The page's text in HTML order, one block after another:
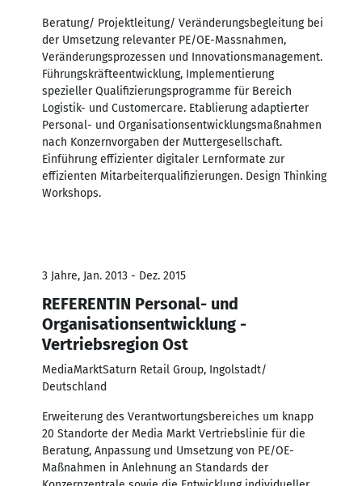
Beratung/ Projektleitung/ Veränderungsbegleitung bei
der Umsetzung relevanter PE/OE-Massnahmen,
Veränderungsprozessen und Innovationsmanagement.
Führungskräfteentwicklung, Implementierung
spezieller Qualifizierungsprogramme für Bereich
Logistik- und Customercare. Etablierung adaptierter
Personal- und Organisationsentwicklungsmaßnahmen
nach Konzernvorgaben der Muttergesellschaft.
Einführung effizienter digitaler Lernformate zur
effizienten Mitarbeiterqualifizierungen. Design Thinking
Workshops.
3 Jahre, Jan. 2013 - Dez. 2015
REFERENTIN Personal- und
Organisationsentwicklung -
Vertriebsregion Ost
MediaMarktSaturn Retail Group, Ingolstadt/
Deutschland
Erweiterung des Verantwortungsbereiches um knapp
20 Standorte der Media Markt Vertriebslinie für die
Beratung, Anpassung und Umsetzung von PE/OE-
Maßnahmen in Anlehnung an Standards der